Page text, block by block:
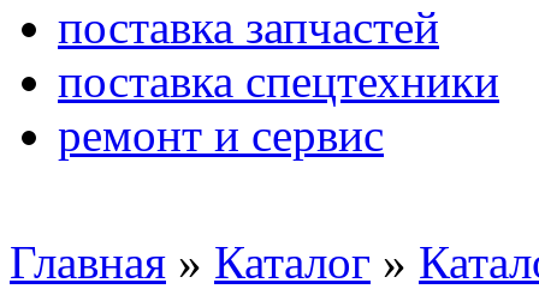
поставка запчастей
поставка спецтехники
ремонт и сервис
Главная » Каталог »